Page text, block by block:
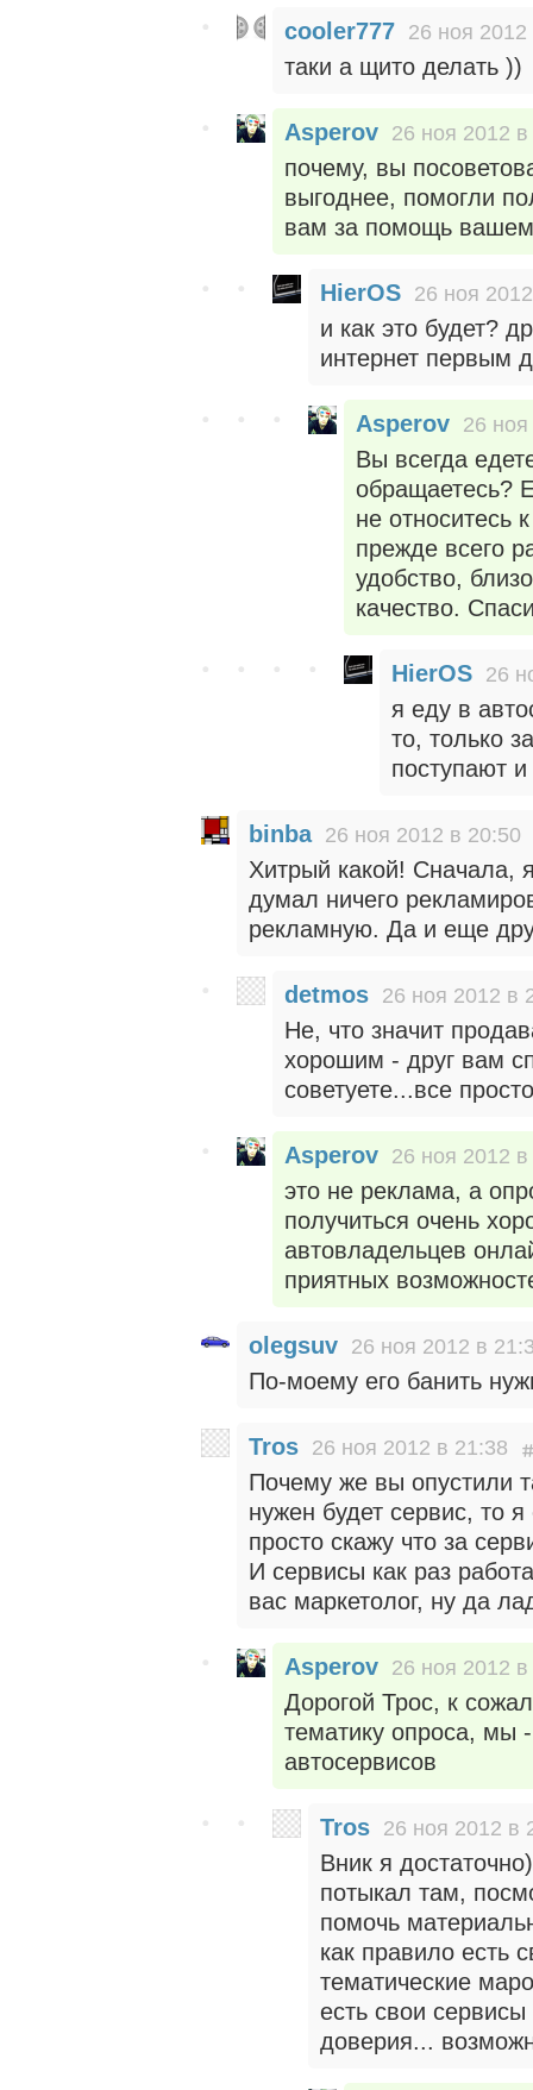
cooler777 26 ноя
таки а щито делать ))
Asperov 26 ноя 2012
почему, вы
выгоднее, помогли
вам за помощь
HierOS 26 ноя
и как это будет?
интернет первым
Asperov 26
Вы всегда
обращаетесь?
не относитесь
прежде всего
удобство,
качество.
HierOS 26
я еду в
то, только
поступают
binba 26 ноя 2012 в 20:50
Хитрый какой! Сначала,
думал ничего
рекламную. Да и еще
detmos 26 ноя 2012 в
Не, что значит
хорошим - друг вам
советуете...все
Asperov 26 ноя 2012
это не реклама, а
получиться очень
автовладельцев
приятных
olegsuv 26 ноя 2012 в
По-моему его банить
Tros 26 ноя 2012 в 21:38
Почему же вы опустили
нужен будет сервис, то
просто скажу что за
И сервисы как раз
вас маркетолог, ну да
Asperov 26 ноя 2012
Дорогой Трос, к
тематику опроса, мы
автосервисов
Tros 26 ноя 2012 в
Вник я
потыкал там,
помочь
как правило есть
тематические
есть свои
доверия...